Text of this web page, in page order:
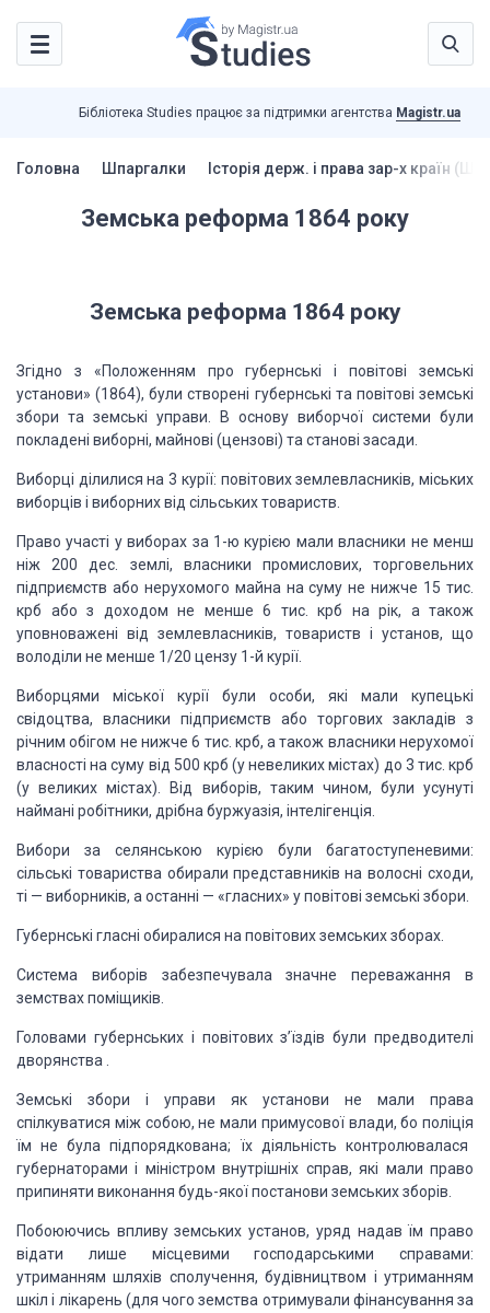
Бібліотека Studies працює за підтримки агентства Magistr.ua
Головна Шпаргалки Історія держ. і права зар-х країн
Земська реформа 1864 року
Земськареформа 1864 року
Згідно з «Положенням про губернські і повітові земські
установи» (1864), були створені губернські та повітові земські
збори та земські управи. В основу виборчої системи були
покладені виборні, майнові (цензові) та станові засади.
Виборці ділилися на 3 курії: повітових землевласників, міських
виборців і виборних від сільськихтовариств.
Право участі у виборах за 1-ю курією мали власники не менш
ніж 200 дес.
землі, власники промислових, торговельних
підприємств або нерухомого майна на суму не нижче 15 тис.
крб або з доходом не менше 6 тис. крб на рік, а також
уповноважені від землевласників, товариств і установ, що
володіли не менше 1/20 цензу 1-й курії.
Виборцями міської курії були особи, які мали купецькі
свідоцтва, власники підприємств або торгових закладів з
річним обігом не нижче 6 тис. крб, а також власники нерухомої
власності на суму від 500 крб (у невеликих містах) до 3 тис. крб
(у великих містах). Від виборів, таким чином, були усунуті
наймані робітники, дрібна буржуазія, інтелігенція.
Вибори за селянською курією були багатоступеневими:
сільські товариства обирали представників на волосні сходи,
ті — виборників, а останні — «гласних» у повітові земські збори.
Губернські гласні обиралися на повітових земських зборах.
Система виборів забезпечувала значне переважання в
земствах поміщиків.
Головами губернськихі повітових з’їздів булипредводителі
дворянства
Земські збори і управи як установи не мали права
спілкуватися між собою, не мали примусової влади, бо поліція
їм не була підпорядкована; їх діяльність контролювалася
губернаторами і міністром внутрішніх справ, які мали право
припиняти виконання будь-якої постанови земських зборів.
Побоюючись впливуземських установ, уряд надав їм право
відати лише місцевими господарськими справами:
утриманням шляхів сполучення, будівництвом і утриманням
шкіл і лікарень (для чого земства отримували фінансування за